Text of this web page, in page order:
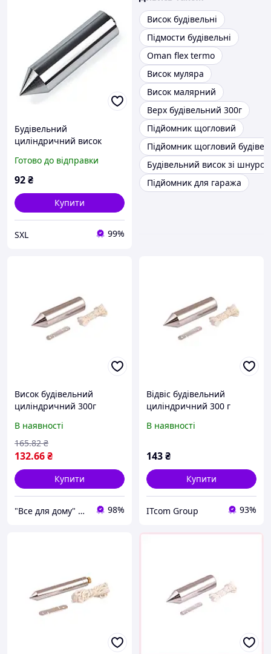
Будівельний
циліндричний висок
ниткою 300 г для
розмітки вертикальних
Готово до відправки
92₴
Купити
SXL 99%
Висок будівельні
Підмости будівельні
Oman flex termo
Висок муляра
Висок малярний
Верх будівельний 300г
Підйомник щогловий
Підйомник щогловий
Будівельний висок зі шнуром
Підйомник для гаража
Висок будівельний
циліндричний 300г
В наявності
132.66₴
165.82 ₴
Купити
"Все для дому" мережа будівельно-господарських магазинів 98%
Відвіс будівельний
циліндричний 300 г
0605)
В наявності
143₴
Купити
ITcom Group 93%